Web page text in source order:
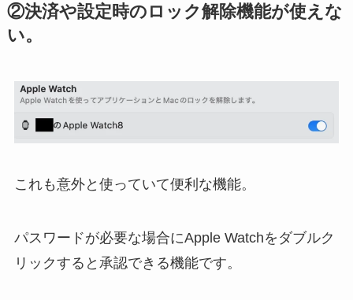
②決済や設定時のロック解除機能が使えな
い。
これも意外と使っていて便利な機能。
パスワードが必要な場合にApple Watchをダブルク
リックすると承認できる機能です。